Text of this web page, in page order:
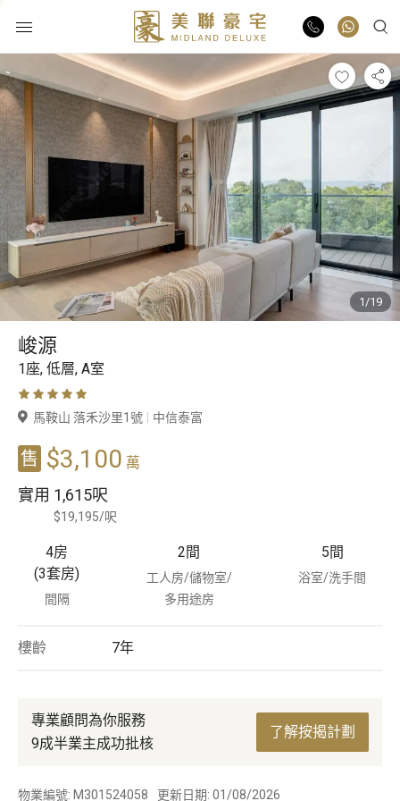
物業出售
物業出租
業主放盤
豪宅報告
豪宅資訊
更多樓盤
豪宅專家
豪宅分行
1/19
峻源
1座, 低層, A室
馬鞍山 落禾沙里1號 中信泰富
售 $3,100 萬
實用 1,615呎
$19,195/呎
4房
(3套房)
間隔
2間
工人房/儲物室/
多用途房
5間
浴室/洗手間
樓齡 7年
專業顧問為你服務
9成半業主成功批核
了解按揭計劃
物業編號: M301524058 更新日期: 01/08/2026